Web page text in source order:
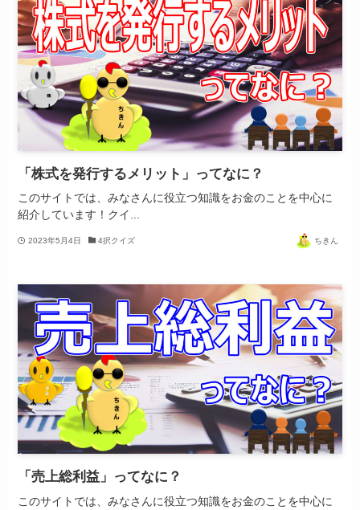
「株式を発行するメリット」ってなに？
このサイトでは、みなさんに役立つ知識をお金のことを中心に
紹介しています！クイ...
2023年5月4日 4択クイズ ちきん
「売上総利益」ってなに？
このサイトでは、みなさんに役立つ知識をお金のことを中心に